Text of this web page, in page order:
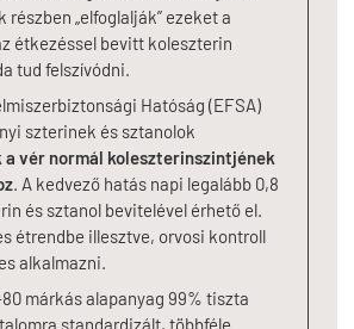
részben „elfoglalják” ezeket a
étkezéssel bevitt koleszterin
tud felszívódni.
Hatóság (EFSA)
szterinek és sztanolok
a vér normál koleszterinszintjének
. A kedvező hatás napi legalább 0,8
és sztanol bevitelével érhető el.
étrendbe illesztve, orvosi kontroll
alkalmazni.
márkás alapanyag 99% tiszta
standardizált, többféle